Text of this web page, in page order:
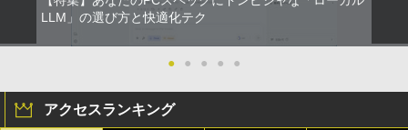
LLM」の選び方と快適化テク
● ● ● ● ●
アクセスランキング